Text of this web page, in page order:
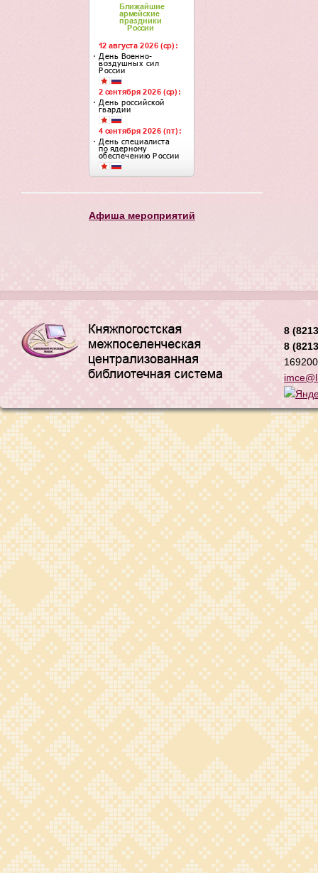
Афиша мероприятий
8
8